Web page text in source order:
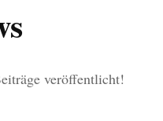
veröffentlicht!